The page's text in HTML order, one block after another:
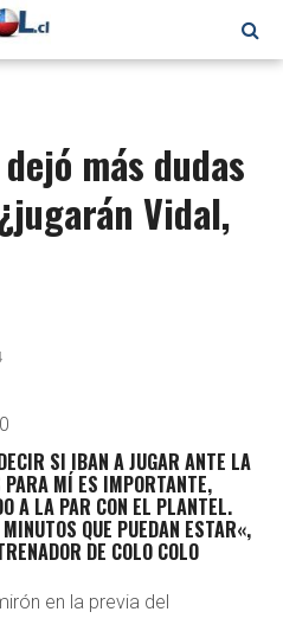
más dudas
Vidal,
0
SI IBAN A JUGAR ANTE LA
PARA MÍ ES IMPORTANTE,
A LA PAR CON EL PLANTEL.
QUE PUEDAN ESTAR«,
DE COLO COLO
en la previa del